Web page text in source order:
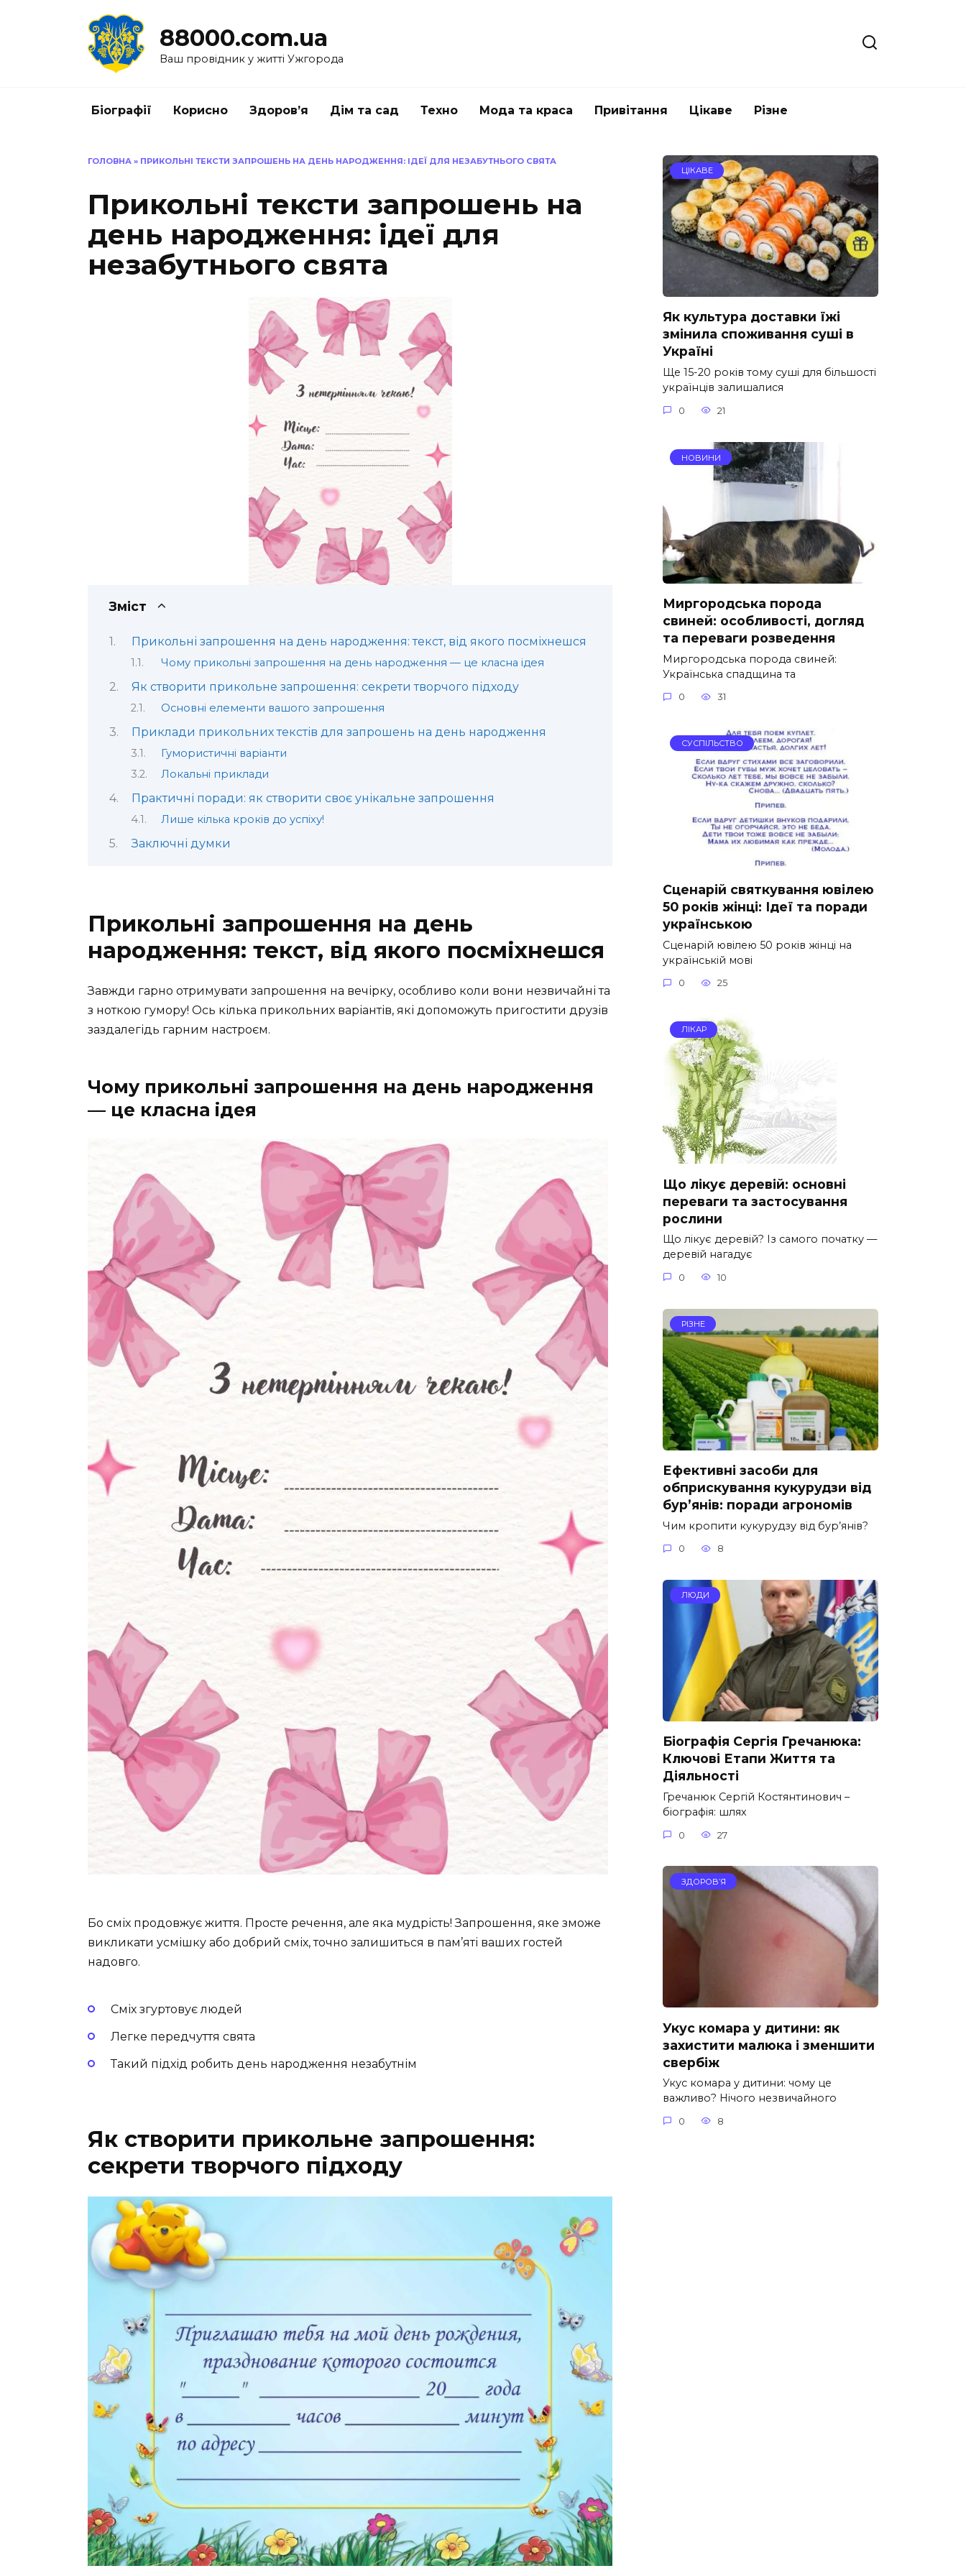
88000.com.ua
Ваш провідник у житті Ужгорода
Біографії Корисно Здоров’я Дім та сад Техно Мода та краса Привітання Цікаве Різне
ГОЛОВНА » ПРИКОЛЬНІ ТЕКСТИ ЗАПРОШЕНЬ НА ДЕНЬ НАРОДЖЕННЯ: ІДЕЇ ДЛЯ НЕЗАБУТНЬОГО СВЯТА
Прикольні тексти запрошень на
день народження: ідеї для
незабутнього свята
Зміст
Прикольні запрошення на день народження: текст, від якого посміхнешся
Чому прикольні запрошення на день народження — це класна ідея
Як створити прикольне запрошення: секрети творчого підходу
Основні елементи вашого запрошення
Приклади прикольних текстів для запрошень на день народження
Гумористичні варіанти
Локальні приклади
Практичні поради: як створити своє унікальне запрошення
Лише кілька кроків до успіху!
Заключні думки
Прикольні запрошення на день
народження: текст, від якого посміхнешся
Завжди гарно отримувати запрошення на вечірку, особливо коли вони незвичайні та
з ноткою гумору! Ось кілька прикольних варіантів, які допоможуть пригостити друзів
заздалегідь гарним настроєм.
Чому прикольні запрошення на день народження
— це класна ідея
Бо сміх продовжує життя. Просте речення, але яка мудрість! Запрошення, яке зможе
викликати усмішку або добрий сміх, точно залишиться в пам’яті ваших гостей
надовго.
Сміх згуртовує людей
Легке передчуття свята
Такий підхід робить день народження незабутнім
Як створити прикольне запрошення:
секрети творчого підходу
ЦІКАВЕ
Як культура доставки їжі
змінила споживання суші в
Україні
Ще 15-20 років тому суші для більшості
українців залишалися
0 21
НОВИНИ
Миргородська порода
свиней: особливості, догляд
та переваги розведення
Миргородська порода свиней:
Українська спадщина та
0 31
СУСПІЛЬСТВО
Сценарій святкування ювілею
50 років жінці: Ідеї та поради
українською
Сценарій ювілею 50 років жінці на
українській мові
0 25
ЛІКАР
Що лікує деревій: основні
переваги та застосування
рослини
Що лікує деревій? Із самого початку —
деревій нагадує
0 10
РІЗНЕ
Ефективні засоби для
обприскування кукурудзи від
бур’янів: поради агрономів
Чим кропити кукурудзу від бур’янів?
0 8
ЛЮДИ
Біографія Сергія Гречанюка:
Ключові Етапи Життя та
Діяльності
Гречанюк Сергій Костянтинович –
біографія: шлях
0 27
ЗДОРОВ’Я
Укус комара у дитини: як
захистити малюка і зменшити
свербіж
Укус комара у дитини: чому це
важливо? Нічого незвичайного
0 8